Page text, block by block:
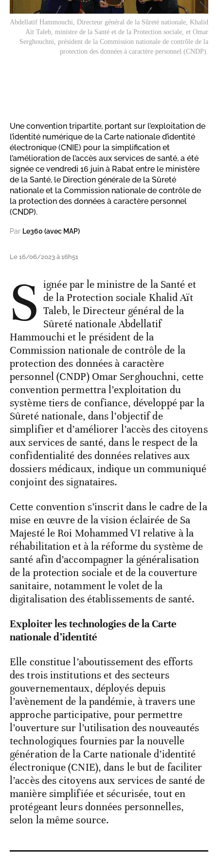
Abdellatif Hammouchi, Directeur général de la Sûreté nationale, Khalid
Aït Taleb, ministre de la Santé et de la Protection sociale, et Omar
Serghouchni, président de la Commission nationale de contrôle de la
protection des données à caractère personnel (CNDP).
Une convention tripartite, portant sur l’exploitation de
l’identité numérique de la Carte nationale d’identité
électronique (CNIE) pour la simplification et
l’amélioration de l’accès aux services de santé, a été
signée ce vendredi 16 juin à Rabat entre le ministère
de la Santé, le Direction ‎générale de la Sûreté
nationale et la Commission nationale ‎de contrôle de
la protection des données à caractère personnel
(CNDP).
Par Le360 (avec MAP)
Le 16/06/2023 à 16h51
S ignée par le ministre de la Santé et
de la Protection sociale Khalid Aït
Taleb, le Directeur général de la
Sûreté nationale Abdellatif
Hammouchi et le président de la
Commission nationale de contrôle de la
protection des données à caractère
personnel (CNDP) Omar Serghouchni, cette
convention permettra l’exploitation du
système tiers de confiance, développé par la
Sûreté nationale, dans l’objectif de
simplifier et d’améliorer l’accès des citoyens
aux services de santé, dans le respect de la
confidentialité des données relatives aux
dossiers médicaux, indique un communiqué
conjoint des signataires.
Cette convention s’inscrit dans le cadre de la
mise en œuvre de la vision éclairée de Sa
Majesté le Roi Mohammed VI relative à la
réhabilitation et à la réforme du système de
santé afin d’accompagner la généralisation
de la protection sociale et de la couverture
sanitaire, notamment le volet de la
digitalisation des établissements de santé.
Exploiter les technologies de la Carte
nationale d’identité
Elle constitue l’aboutissement des efforts
des trois institutions et des secteurs
gouvernementaux, déployés depuis
l’avènement de la pandémie, à travers une
approche participative, pour permettre
l’ouverture sur l’utilisation des nouveautés
technologiques fournies par la nouvelle
génération de la Carte nationale d’identité
électronique (CNIE), dans le but de faciliter
l’accès des citoyens aux services de santé de
manière simplifiée et sécurisée, tout en
protégeant leurs données personnelles,
selon la même source.